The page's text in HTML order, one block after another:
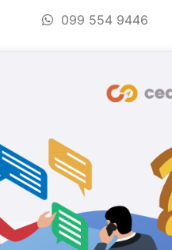
099 554 9446